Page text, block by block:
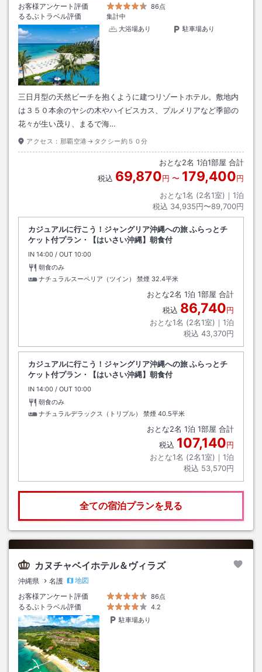
お客様アンケート評価
86点
るるぶトラベル評価
集計中
大浴場あり
駐車場あり
三日月型の天然ビーチを抱くように建つリゾートホテル。敷地内
は３５０本余のヤシの木やハイビスカス、プルメリアなど季節の
花々が生い茂り、まるで海…
アクセス： 那覇空港→タクシー約５０分
おとな2名 1泊1部屋 合計
税込 69,870円 〜 179,400円
おとな1名 (2名1室)｜ 1泊
税込 34,935円〜89,700円
カジュアルに行こう！ジャングリア沖縄への旅 ふらっとチ
ケット付プラン・【はいさい沖縄】朝食付
IN チェックイン
14:00 / OUT チェックアウト
10:00
朝食のみ
ナチュラルスーペリア（ツイン） 禁煙 32.4平米
おとな2名 1泊 1部屋 合計
税込 86,740円
おとな1名 (2名1室)｜ 1泊
税込 43,370円
カジュアルに行こう！ジャングリア沖縄への旅 ふらっとチ
ケット付プラン・【はいさい沖縄】朝食付
IN チェックイン
14:00 / OUT チェックアウト
10:00
朝食のみ
ナチュラルデラックス（トリプル） 禁煙 40.5平米
おとな2名 1泊 1部屋 合計
税込 107,140円
おとな1名 (2名1室)｜ 1泊
税込 53,570円
全ての宿泊プランを見る
カヌチャベイホテル＆ヴィラズ
沖縄県 名護
地図
お客様アンケート評価
86点
るるぶトラベル評価
4.2
駐車場あり